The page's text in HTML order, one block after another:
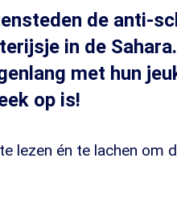
de anti-
in de
met hun
op is!
lezen én te lachen om